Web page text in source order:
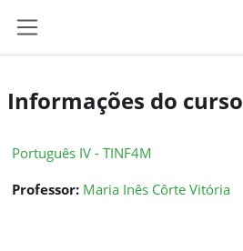
Informações do curso
Português IV - TINF4M
Professor: Maria Inês Côrte Vitória